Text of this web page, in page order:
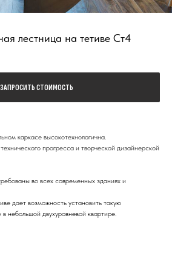
лестница на тетиве Ст4
ЗАПРОСИТЬ СТОИМОСТЬ
каркасе высокотехнологична.
прогресса и творческой дизайнерской
во всех современных зданиях и
дает возможность установить такую
небольшой двухуровневой квартире.